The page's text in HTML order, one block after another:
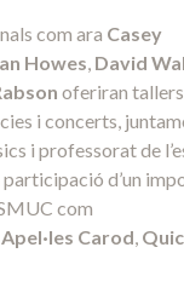
com ara Casey
Howes, David
oferiran
i concerts,
i professorat de
d’un
com
Apel·les Carod,